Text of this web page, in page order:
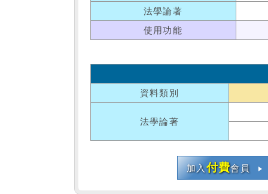
法學論著
使用功能
資料類別
法學論著
加入付費會員